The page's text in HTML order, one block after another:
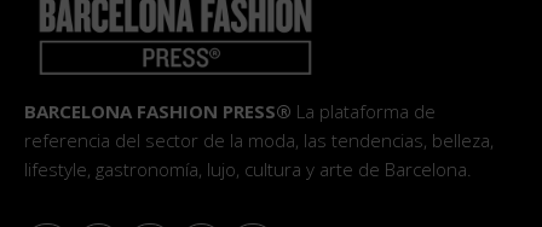
BARCELONA FASHION PRESS® La plataforma de
referencia del sector de la moda, las tendencias, belleza,
lifestyle, gastronomía, lujo, cultura y arte de Barcelona.